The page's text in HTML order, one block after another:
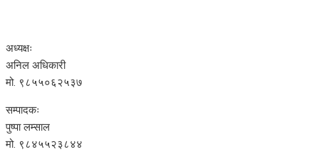
अध्यक्षः
अनिल अधिकारी
मो. ९८५५०६२५३७
सम्पादकः
पुष्पा लम्साल
मो. ९८४५५२३८४४